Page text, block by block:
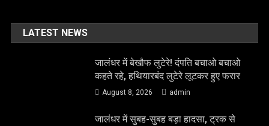
LATEST NEWS
जालंधर में बेखौफ लुटेरे! दंपति बचाओ बचाओ
कहते रहे, हथियारबंद लुटेरे लूटकर हुए फरार
August 8, 2026 admin
जालंधर में सुबह-सुबह बड़ा हादसा, ट्रक से